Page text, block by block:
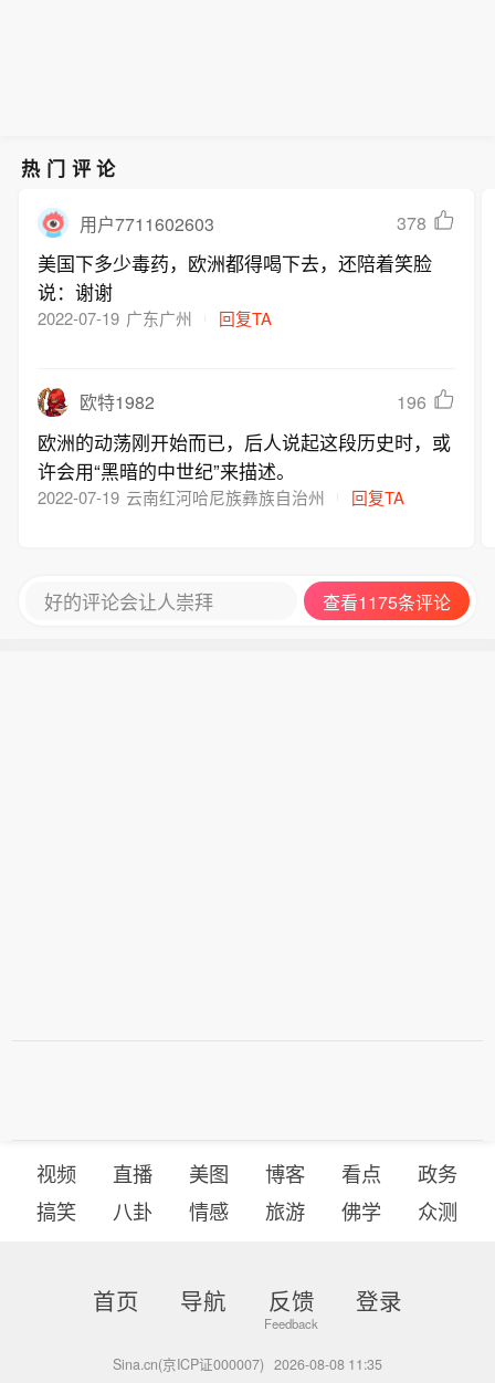
热门评论
用户7711602603 378
美国下多少毒药，欧洲都得喝下去，还陪着笑脸
说：谢谢
2022-07-19 广东广州 回复TA
欧特1982 196
欧洲的动荡刚开始而已，后人说起这段历史时，或
许会用“黑暗的中世纪”来描述。
2022-07-19 云南红河哈尼族彝族自治州 回复TA
好的评论会让人崇拜 查看1175条评论
视频 直播 美图 博客 看点
政务
搞笑
八卦 情感 旅游 佛学 众测
首页 导航 反馈 登录
Sina.cn(京ICP证000007) 2026-08-08 11:35